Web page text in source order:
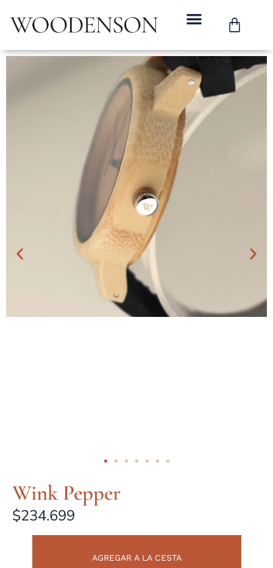
Wink Pepper
$234.699
AGREGAR A LA CESTA